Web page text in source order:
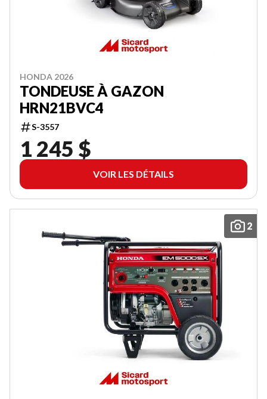
HONDA 2026
TONDEUSE À GAZON
HRN21BVC4
S-3557
1 245 $
VOIR LES DÉTAILS
2